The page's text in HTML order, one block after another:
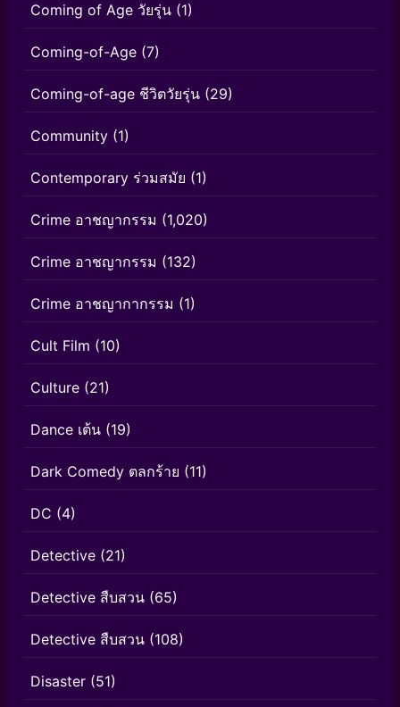
Coming of Age วัยรุ่น (1)
Coming-of-Age (7)
Coming-of-age ชีวิตวัยรุ่น (29)
Community (1)
Contemporary ร่วมสมัย (1)
Crime อาชญากรรม (1,020)
Crime อาชญากรรม (132)
Crime อาชญากากรรม (1)
Cult Film (10)
Culture (21)
Dance เต้น (19)
Dark Comedy ตลกร้าย (11)
DC (4)
Detective (21)
Detective สืบสวน (65)
Detective สืบสวน (108)
Disaster (51)